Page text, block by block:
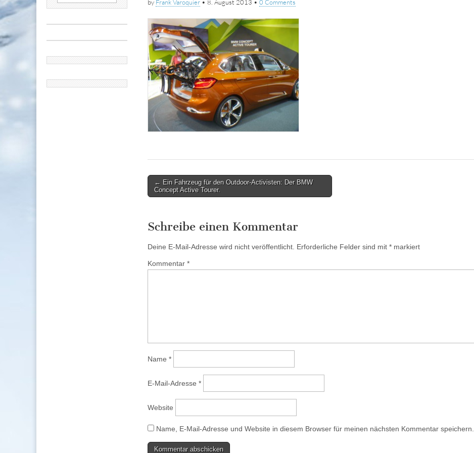
by Frank Varoquier• 8. August 2013 • 0 Comments
Post
navigation
← Ein Fahrzeug für den Outdoor-Activisten: Der BMW
Concept Active Tourer.
Schreibe einen Kommentar
Deine E-Mail-Adresse wird nicht veröffentlicht. Erforderliche Felder sind mit *markiert
Kommentar *
Name *
E-Mail-Adresse *
Website
Name, E-Mail-Adresse und Website in diesem Browser für meinen nächsten Kommentar speichern.
nach: